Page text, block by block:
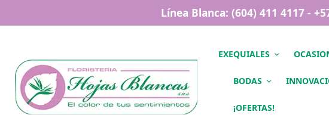
Línea Blanca: (604) 411 4117 -
EXEQUIALES
BODAS
¡OFERTAS!